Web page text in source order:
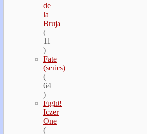
de
la
Bruja
(
11
)
Fate
(series)
(
64
)
Fight!
Iczer
One
(